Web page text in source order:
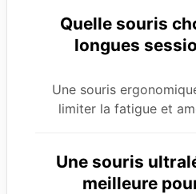
Quelle souris
longues
Une souris
limiter la fatigue et
Une souris
meilleure